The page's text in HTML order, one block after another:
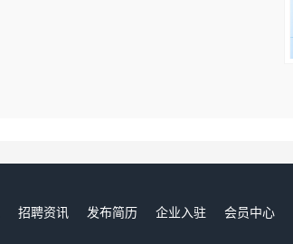
招聘资讯 发布简历 企业入驻 会员中心